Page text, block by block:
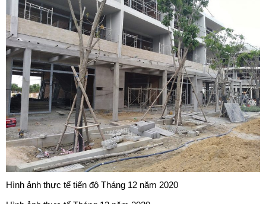
Hình ảnh thực tế tiến độ Tháng 12 năm 2020